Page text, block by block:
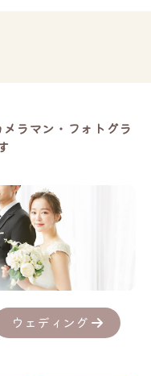
ラマン・フォトグラ
ウェディング